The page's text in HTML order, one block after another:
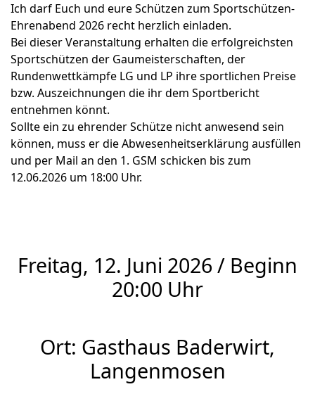
Ich darf Euch und eure Schützen zum Sportschützen-
Ehrenabend 2026 recht herzlich einladen.
Bei dieser Veranstaltung erhalten die erfolgreichsten
Sportschützen der Gaumeisterschaften, der
Rundenwettkämpfe LG und LP ihre sportlichen Preise
bzw. Auszeichnungen die ihr dem Sportbericht
entnehmen könnt.
Sollte ein zu ehrender Schütze nicht anwesend sein
können, muss er die Abwesenheitserklärung ausfüllen
und per Mail an den 1. GSM schicken bis zum
12.06.2026 um 18:00 Uhr.
Freitag, 12. Juni 2026 / Beginn
20:00 Uhr
Ort: Gasthaus Baderwirt,
Langenmosen